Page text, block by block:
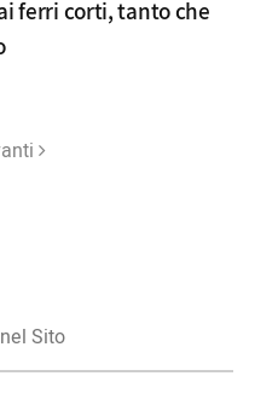
ferri corti, tanto che